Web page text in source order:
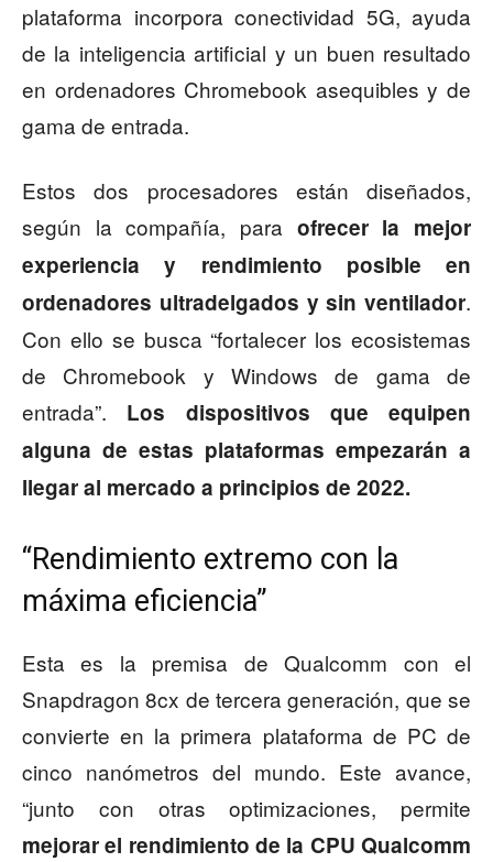
plataforma incorpora conectividad 5G, ayuda
de la inteligencia artificial y un buen resultado
en ordenadores Chromebook asequibles y de
gama de entrada.
Estos dos procesadores están diseñados,
según la compañía, para ofrecer la mejor
experiencia y rendimiento posible en
ordenadores ultradelgados y sin ventilador.
Con ello se busca “fortalecer los ecosistemas
de Chromebook y Windows de gama de
entrada”. Los dispositivos que equipen
alguna de estas plataformas empezarán a
llegar al mercado a principios de 2022.
“Rendimiento extremo con la
máxima eficiencia”
Esta es la premisa de Qualcomm con el
Snapdragon 8cx de tercera generación, que se
convierte en la primera plataforma de PC de
cinco nanómetros del mundo. Este avance,
“junto con otras optimizaciones, permite
mejorar el rendimiento de la CPU Qualcomm